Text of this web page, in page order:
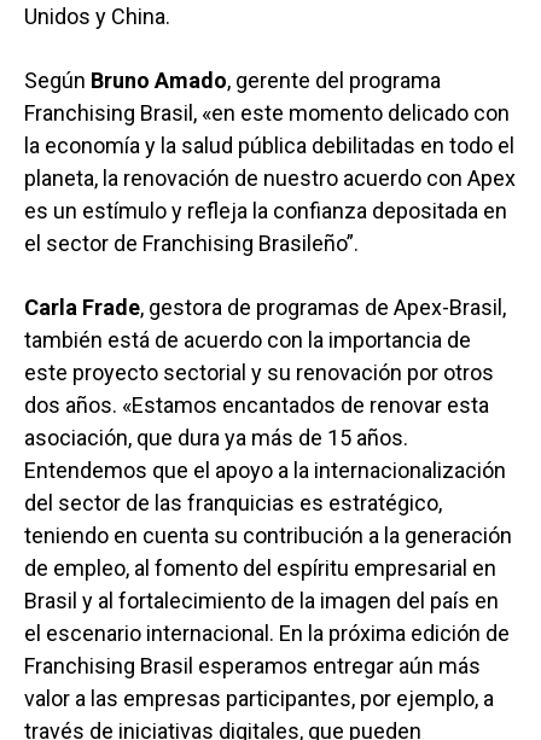
Unidos y China.
Según Bruno Amado, gerente del programa
Franchising Brasil, «en este momento delicado con
la economía y la salud pública debilitadas en todo el
planeta, la renovación de nuestro acuerdo con Apex
es un estímulo y refleja la confianza depositada en
el sector de Franchising Brasileño”.
Carla Frade, gestora de programas de Apex-Brasil,
también está de acuerdo con la importancia de
este proyecto sectorial y su renovación por otros
dos años. «Estamos encantados de renovar esta
asociación, que dura ya más de 15 años.
Entendemos que el apoyo a la internacionalización
del sector de las franquicias es estratégico,
teniendo en cuenta su contribución a la generación
de empleo, al fomento del espíritu empresarial en
Brasil y al fortalecimiento de la imagen del país en
el escenario internacional. En la próxima edición de
Franchising Brasil esperamos entregar aún más
valor a las empresas participantes, por ejemplo, a
través de iniciativas digitales, que pueden